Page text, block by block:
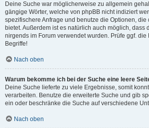
Deine Suche war möglicherweise zu allgemein
gängige Wörter, welche von phpBB nicht indiziert
spezifischere Anfrage und benutze die Optionen, die
bietet. Außerdem ist es natürlich auch möglich, dass
nirgends im Forum verwendet wurden. Prüfe ggf.
Begriffe!
Nach oben
Warum bekomme ich bei der Suche eine leere
Deine Suche lieferte zu viele Ergebnisse, somit
verarbeiten. Benutze die erweiterte Suche und gib
ein oder beschränke die Suche auf verschiedene
Nach oben